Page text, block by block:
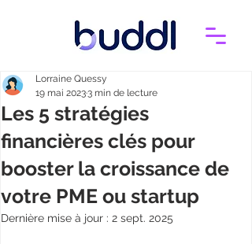
Les 5 stratégies
financières clés pour
booster la croissance de
votre PME ou startup
Lorraine Quessy
19 mai 20233 min de lecture
Dernière mise à jour : 2 sept. 2025